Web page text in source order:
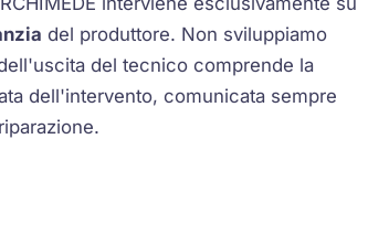
del produttore. Non sviluppiamo
del tecnico comprende la
dell'intervento, comunicata sempre